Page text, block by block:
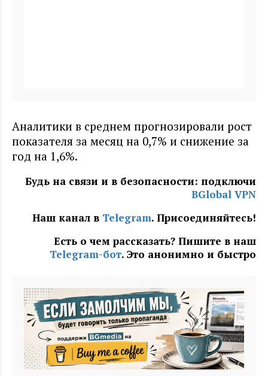
Аналитики в среднем прогнозировали рост
показателя за месяц на 0,7% и снижение за
год на 1,6%.
Будь на связи и в безопасности: подключи
BGlobal VPN
Наш канал в Telegram. Присоединяйтесь!
Есть о чем рассказать? Пишите в наш
Telegram-бот. Это анонимно и быстро